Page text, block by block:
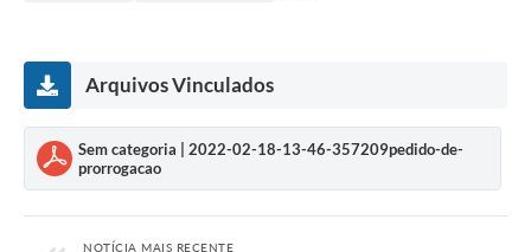
Arquivos Vinculados
Sem categoria | 2022-02-18-13-46-357209pedido-de-
prorrogacao
NOTÍCIA MAIS RECENTE